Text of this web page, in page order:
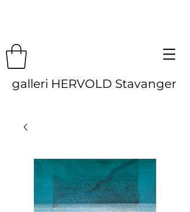
galleri HERVOLD Stavanger